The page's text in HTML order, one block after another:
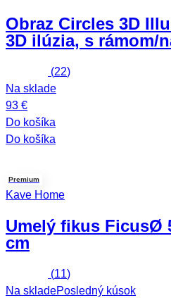
Obraz Circles 3D
3D ilúzia, s rámom/
(22)
Na sklade
93 €
Do košíka
Do košíka
Premium
Kave Home
Umelý fikus FicusØ
cm
(11)
Na skladePosledný kúsok